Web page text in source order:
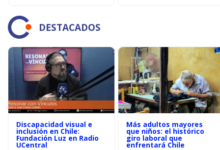
DESTACADOS
Discapacidad visual e
inclusión en Chile:
Fundación Luz en Radio
UCentral
Más adultos mayores
que niños: el histórico
giro laboral que
enfrentará Chile